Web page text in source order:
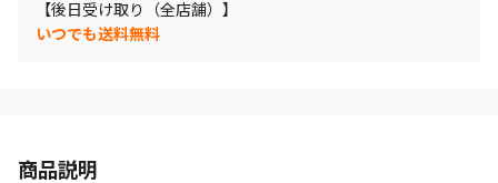
【後日受け取り（全店舗）】
いつでも送料無料
商品説明